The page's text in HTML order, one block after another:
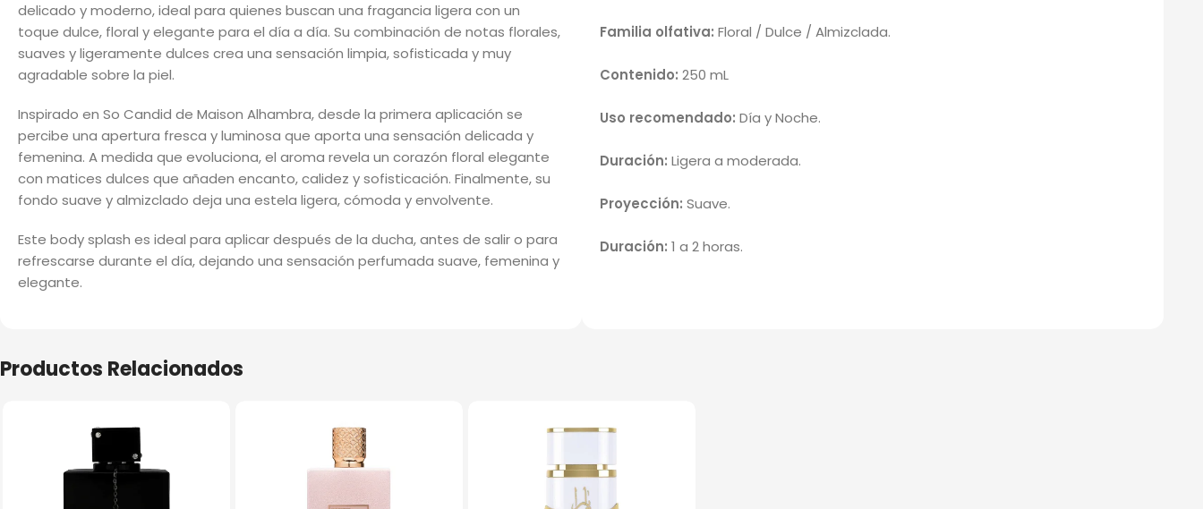
delicado y moderno, ideal para quienes buscan una fragancia ligera con un
toque dulce, floral y elegante para el día a día. Su combinación de notas florales,
suaves y ligeramente dulces crea una sensación limpia, sofisticada y muy
agradable sobre la piel.
Inspirado en So Candid de Maison Alhambra, desde la primera aplicación se
percibe una apertura fresca y luminosa que aporta una sensación delicada y
femenina. A medida que evoluciona, el aroma revela un corazón floral elegante
con matices dulces que añaden encanto, calidez y sofisticación. Finalmente, su
fondo suave y almizclado deja una estela ligera, cómoda y envolvente.
Este body splash es ideal para aplicar después de la ducha, antes de salir o para
refrescarse durante el día, dejando una sensación perfumada suave, femenina y
elegante.
Familia olfativa: Floral / Dulce / Almizclada.
Contenido: 250 mL
Uso recomendado: Día y Noche.
Duración: Ligera a moderada.
Proyección: Suave.
Duración: 1 a 2 horas.
Productos Relacionados